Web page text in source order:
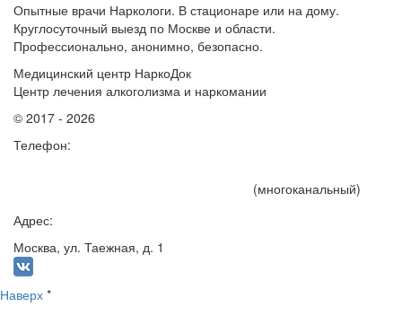
Опытные врачи Наркологи. В стационаре или на дому.
Круглосуточный выезд по Москве и области.
Профессионально, анонимно, безопасно.
Медицинский центр НаркоДок
Центр лечения алкоголизма и наркомании
© 2017 - 2026
Телефон:
(многоканальный)
Адрес:
Москва, ул. Таежная, д. 1
Наверх *